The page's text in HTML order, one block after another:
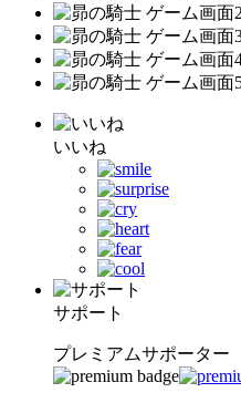
いいね
サポート
プレミアムサポーター